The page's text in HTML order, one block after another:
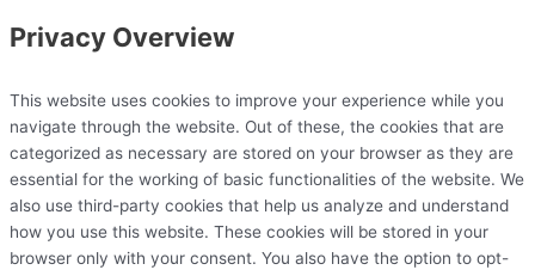
Privacy Overview
This website uses cookies to improve your experience while you
navigate through the website. Out of these, the cookies that are
categorized as necessary are stored on your browser as they are
essential for the working of basic functionalities of the website. We
also use third-party cookies that help us analyze and understand
how you use this website. These cookies will be stored in your
browser only with your consent. You also have the option to opt-